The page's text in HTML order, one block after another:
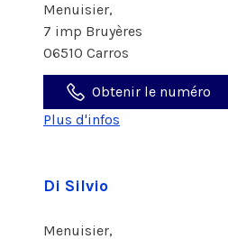
Menuisier,
7 imp Bruyères
06510 Carros
Obtenir le numéro
Plus d'infos
Di Silvio
Menuisier,